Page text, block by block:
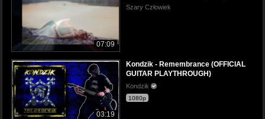
07:09
Szary Człowiek
03:19
Kondzik - Remembrance (OFFICIAL
GUITAR PLAYTHROUGH)
Kondzik
1080p